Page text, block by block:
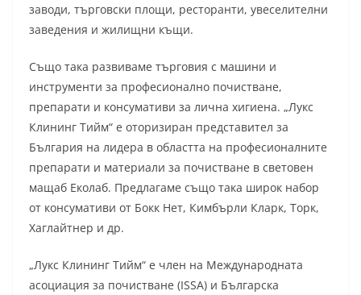
заводи, търговски площи, ресторанти, увеселителни
заведения и жилищни къщи.
Също така развиваме търговия с машини и
инструменти за професионално почистване,
препарати и консумативи за лична хигиена. „Лукс
Клининг Тийм“ е оторизиран представител за
България на лидера в областта на професионалните
препарати и материали за почистване в световен
мащаб Еколаб. Предлагаме също така широк набор
от консумативи от Бокк Нет, Кимбърли Кларк, Торк,
Хаглайтнер и др.
„Лукс Клининг Тийм“ е член на Международната
асоциация за почистване (ISSA) и Българска